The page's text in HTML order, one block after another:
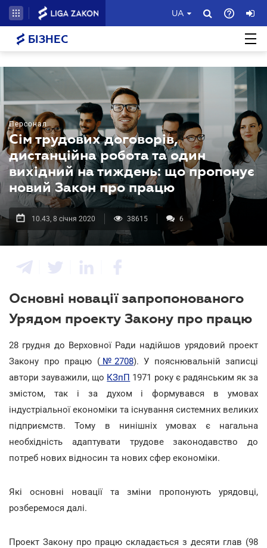
UA
БІЗНЕС
Персонал
Сім трудових договорів,
дистанційна робота та один
вихідний на тиждень: що пропонує
новий Закон про працю
10.43, 8 січня 2020 38615 6
Основні новації запропонованого
Урядом проекту Закону про працю
28 грудня до Верховної Ради надійшов урядовий проект
Закону про працю (№2708). У пояснювальній записці
автори зауважили, що КЗпП 1971 року є радянським як за
змістом, так і за духом і формувався в умовах
індустріальної економіки та існування системних великих
підприємств. Тому в нинішніх умовах є нагальна
необхідність адаптувати трудове законодавство до
потреб нових відносин та нових сфер економіки.
Які основні новації та зміни пропонують урядовці,
розберемося далі.
Проект Закону про працю складається з десяти глав (98